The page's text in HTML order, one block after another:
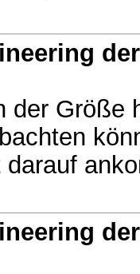
der Größe
darauf